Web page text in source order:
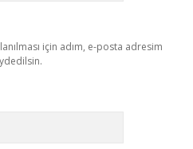
için adım, e-posta adresim